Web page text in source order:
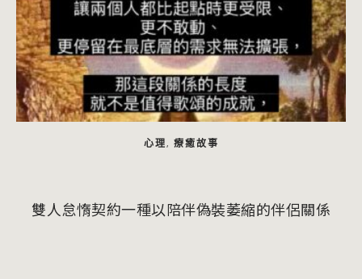
心理, 療癒故事
雙人怠惰契約一種以陪伴偽裝萎縮的伴侶關係